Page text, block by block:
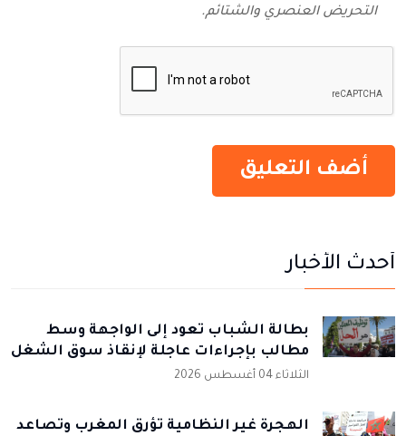
التحريض العنصري والشتائم‬.
أحدث الأخبار
بطالة الشباب تعود إلى الواجهة وسط
مطالب بإجراءات عاجلة لإنقاذ سوق الشغل
الثلاثاء 04 أغسطس 2026
الهجرة غير النظامية تؤرق المغرب وتصاعد